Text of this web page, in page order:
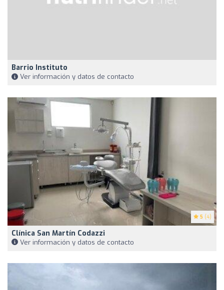
Barrio Instituto
Ver información y datos de contacto
5 (4)
Clínica San Martín Codazzi
Ver información y datos de contacto